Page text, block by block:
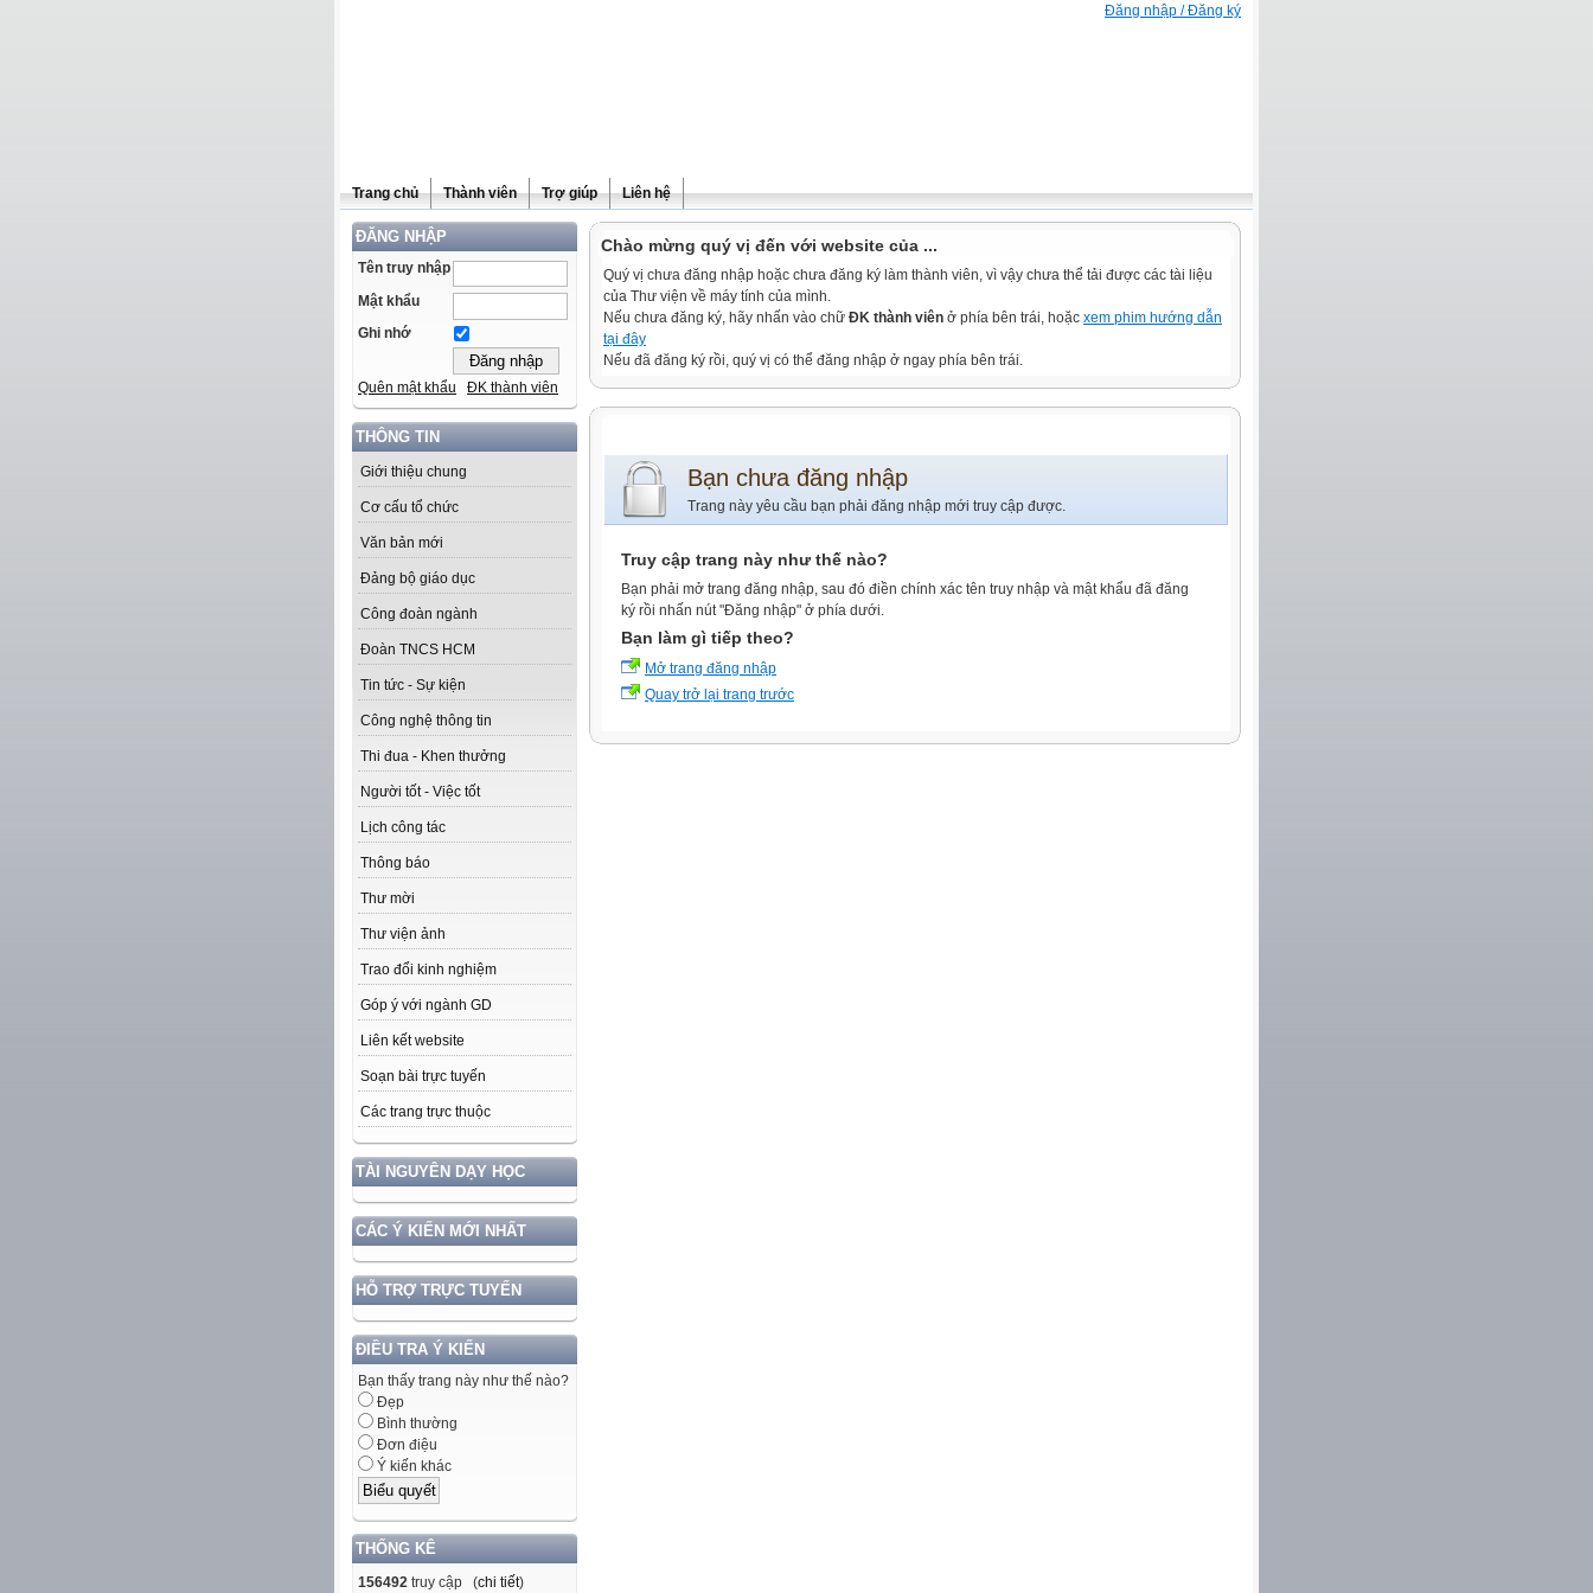
Đăng nhập / Đăng ký
Trang chủ Thành viên Trợ giúp Liên hệ
ĐĂNG NHẬP
Tên truy nhập
Mật khẩu
Ghi nhớ
Quên mật khẩu ĐK thành viên
THÔNG TIN
Giới thiệu chung
Cơ cấu tổ chức
Văn bản mới
Đảng bộ giáo dục
Công đoàn ngành
Đoàn TNCS HCM
Tin tức - Sự kiện
Công nghệ thông tin
Thi đua - Khen thưởng
Người tốt - Việc tốt
Lịch công tác
Thông báo
Thư mời
Thư viện ảnh
Trao đổi kinh nghiệm
Góp ý với ngành GD
Liên kết website
Soạn bài trực tuyến
Các trang trực thuộc
TÀI NGUYÊN DẠY HỌC
CÁC Ý KIẾN MỚI NHẤT
HỖ TRỢ TRỰC TUYẾN
ĐIỀU TRA Ý KIẾN
Bạn thấy trang này như thế nào?
Đẹp
Bình thường
Đơn điệu
Ý kiến khác
THỐNG KÊ
156492 truy cập (chi tiết)
Chào mừng quý vị đến với website của ...
Quý vị chưa đăng nhập hoặc chưa đăng ký làm thành viên, vì vậy chưa thể tải được các tài liệu
của Thư viện về máy tính của mình.
Nếu chưa đăng ký, hãy nhấn vào chữ ĐK thành viên ở phía bên trái, hoặc xem phim hướng dẫn
tại đây
Nếu đã đăng ký rồi, quý vị có thể đăng nhập ở ngay phía bên trái.
Bạn chưa đăng nhập
Trang này yêu cầu bạn phải đăng nhập mới truy cập được.
Truy cập trang này như thế nào?
Bạn phải mở trang đăng nhập, sau đó điền chính xác tên truy nhập và mật khẩu đã đăng
ký rồi nhấn nút "Đăng nhập" ở phía dưới.
Bạn làm gì tiếp theo?
Mở trang đăng nhập
Quay trở lại trang trước